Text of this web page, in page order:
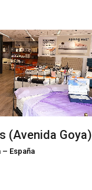
(Avenida Goya)
– España